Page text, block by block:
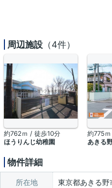
周辺施設 （4件）
約762ｍ / 徒歩10分
ほうりんじ幼稚園
約775
あきる
物件詳細
所在地 東京都あきる